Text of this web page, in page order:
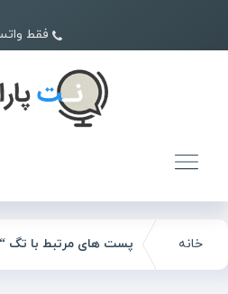
خانه پست های مرتبط با تگ